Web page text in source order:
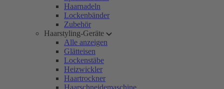
Haarnadeln
Lockenbänder
Zubehör
Haarstyling-Geräte
Alle anzeigen
Glätteisen
Lockenstäbe
Heizwickler
Haartrockner
Haarschneidemaschine